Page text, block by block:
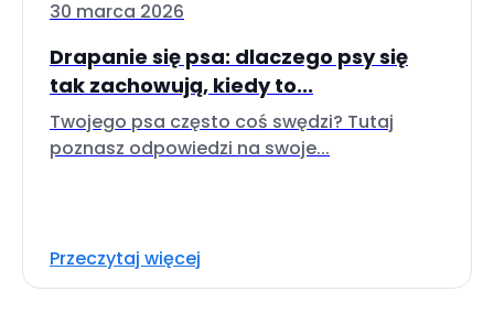
30 marca 2026
Drapanie się psa: dlaczego psy się
tak zachowują, kiedy to...
Twojego psa często coś swędzi? Tutaj
poznasz odpowiedzi na swoje...
Przeczytaj więcej